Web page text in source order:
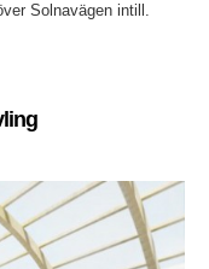
Solnavägen intill.